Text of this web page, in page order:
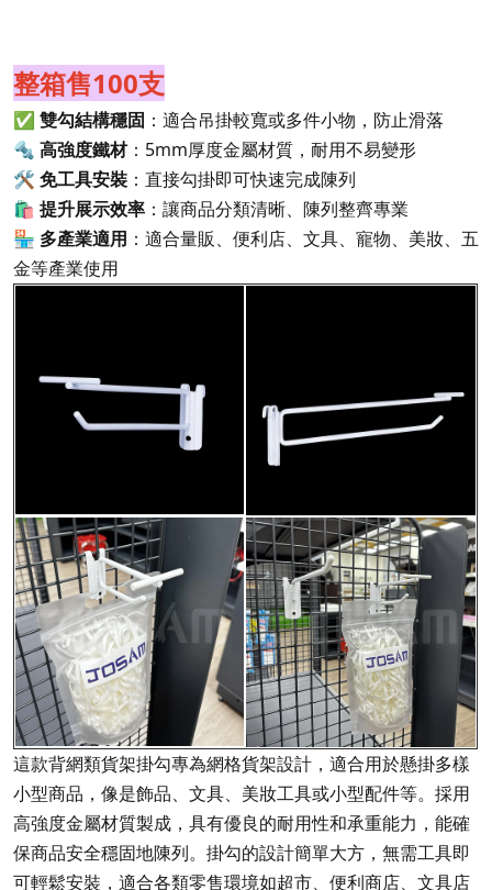
整箱售100支
✅ 雙勾結構穩固 ：適合吊掛較寬或多件小物，防止滑落
🔩 高強度鐵材：5mm厚度金屬材質，耐用不易變形
🛠 免工具安裝 ：直接勾掛即可快速完成陳列
🛍 提升展示效率 ：讓商品分類清晰、陳列整齊專業
🏪 多產業適用 ：適合量販、便利店、文具、寵物、美妝、五
金等產業使用
這款背網類貨架掛勾專為網格貨架設計，適合用於懸掛多樣
小型商品，像是飾品、文具、美妝工具或小型配件等。採用
高強度金屬材質製成，具有優良的耐用性和承重能力，能確
保商品安全穩固地陳列。掛勾的設計簡單大方，無需工具即
可輕鬆安裝，適合各類零售環境如超市、便利商店、文具店